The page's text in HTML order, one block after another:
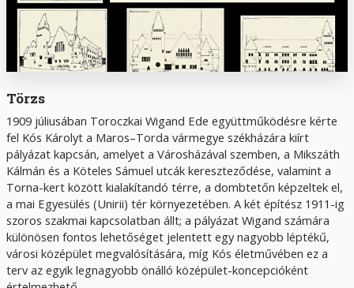
Törzs
1909 júliusában Toroczkai Wigand Ede együttműködésre kérte
fel Kós Károlyt a Maros–Torda vármegye székházára kiírt
pályázat kapcsán, amelyet a Városházával szemben, a Mikszáth
Kálmán és a Köteles Sámuel utcák kereszteződése, valamint a
Torna-kert között kialakítandó térre, a dombtetőn képzeltek el,
a mai Egyesülés (Unirii) tér környezetében. A két építész 1911-ig
szoros szakmai kapcsolatban állt; a pályázat Wigand számára
különösen fontos lehetőséget jelentett egy nagyobb léptékű,
városi középület megvalósítására, míg Kós életművében ez a
terv az egyik legnagyobb önálló középület-koncepcióként